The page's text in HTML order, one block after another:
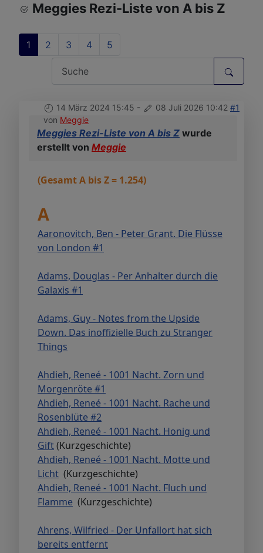
Meggies Rezi-Liste von A bis Z
1 2 3 4 5
14 März 2024 15:45 - 08 Juli 2026 10:42 #1
von Meggie
Meggies Rezi-Liste von A bis Z wurde
erstellt von Meggie
(Gesamt A bis Z = 1.254)
A
Aaronovitch, Ben - Peter Grant. Die Flüsse
von London #1
Adams, Douglas - Per Anhalter durch die
Galaxis #1
Adams, Guy - Notes from the Upside
Down. Das inoffizielle Buch zu Stranger
Things
Ahdieh, Reneé - 1001 Nacht. Zorn und
Morgenröte #1
Ahdieh, Reneé - 1001 Nacht. Rache und
Rosenblüte #2
Ahdieh, Reneé - 1001 Nacht. Honig und
Gift(Kurzgeschichte)
Ahdieh, Reneé - 1001 Nacht. Motte und
Licht (Kurzgeschichte)
Ahdieh, Reneé - 1001 Nacht. Fluch und
Flamme (Kurzgeschichte)
Ahrens, Wilfried - Der Unfallort hat sich
bereits entfernt